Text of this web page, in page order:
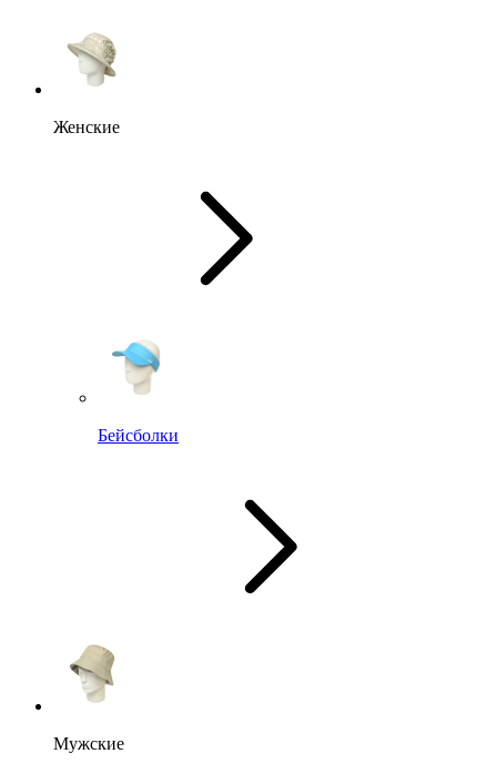
Женские
Бейсболки
Мужские